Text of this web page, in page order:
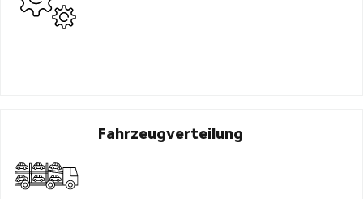
Fahrzeugverteilung